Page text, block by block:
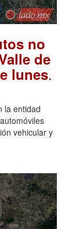
no
de
lunes.
la entidad
vehicular y